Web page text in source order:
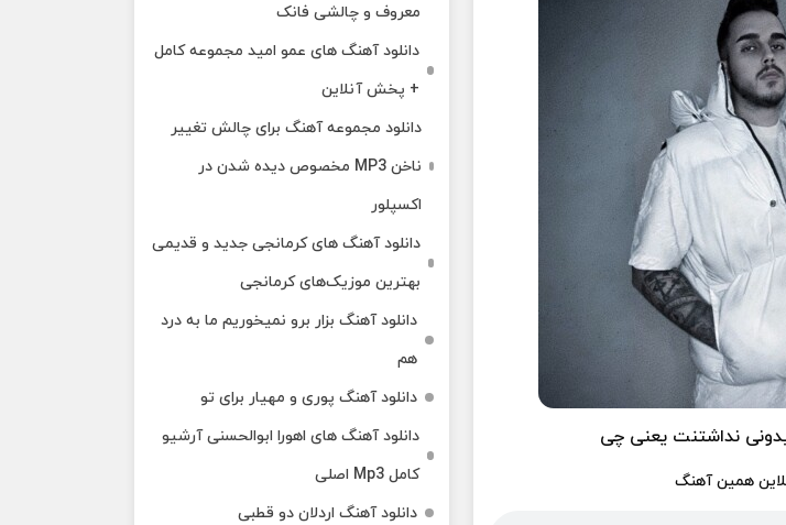
نداشتنت یعنی چی
همین آهنگ
معروف و چالشی فانک
دانلود آهنگ های عمو امید مجموعه کامل
+ پخش آنلاین
دانلود مجموعه آهنگ برای چالش تغییر
ناخن MP3 مخصوص دیده شدن در
اکسپلور
دانلود آهنگ‌ های کرمانجی جدید و قدیمی
بهترین موزیک‌های کرمانجی
دانلود آهنگ بزار برو نمیخوریم ما به درد
هم
دانلود آهنگ پوری و مهیار برای تو
دانلود آهنگ های اهورا ابوالحسنی آرشیو
کامل Mp3 اصلی
دانلود آهنگ اردلان دو قطبی